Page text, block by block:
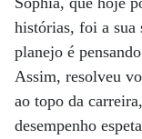
histórias, foi a sua
planejo é
Assim, resolveu
ao topo da
desempenho